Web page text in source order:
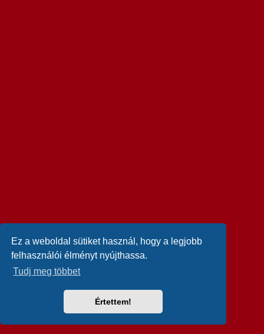
Ez a weboldal sütiket használ, hogy a legjobb
felhasználói élményt nyújthassa.
Tudj meg többet
Értettem!